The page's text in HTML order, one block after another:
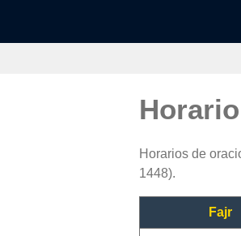
Horarios de
1448).
Fajr